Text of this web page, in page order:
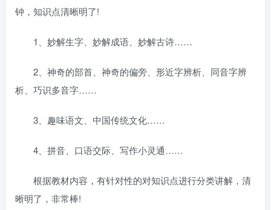
钟，知识点清晰明了!
1、妙解生字、妙解成语、妙解古诗……
2、神奇的部首、神奇的偏旁、形近字辨析、同音字辨
析、巧识多音字……
3、趣味语文、中国传统文化……
4、拼音、口语交际、写作小灵通……
根据教材内容，有针对性的对知识点进行分类讲解，清
晰明了，非常棒!